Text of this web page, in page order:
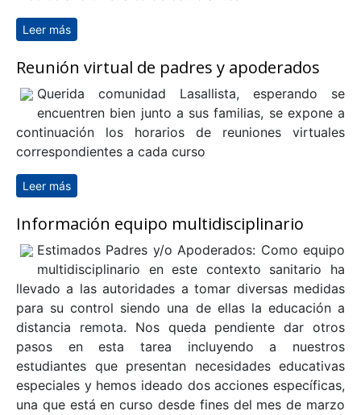
Anterior
Leer más
Reunión virtual de padres y apoderados
Querida comunidad Lasallista, esperando se
encuentren bien junto a sus familias, se expone a
continuación los horarios de reuniones virtuales
correspondientes a cada curso
Leer más
Información equipo multidisciplinario
Estimados Padres y/o Apoderados: Como equipo
multidisciplinario en este contexto sanitario ha
llevado a las autoridades a tomar diversas medidas
para su control siendo una de ellas la educación a
distancia remota. Nos queda pendiente dar otros
pasos en esta tarea incluyendo a nuestros
estudiantes que presentan necesidades educativas
especiales y hemos ideado dos acciones específicas,
una que está en curso desde fines del mes de marzo